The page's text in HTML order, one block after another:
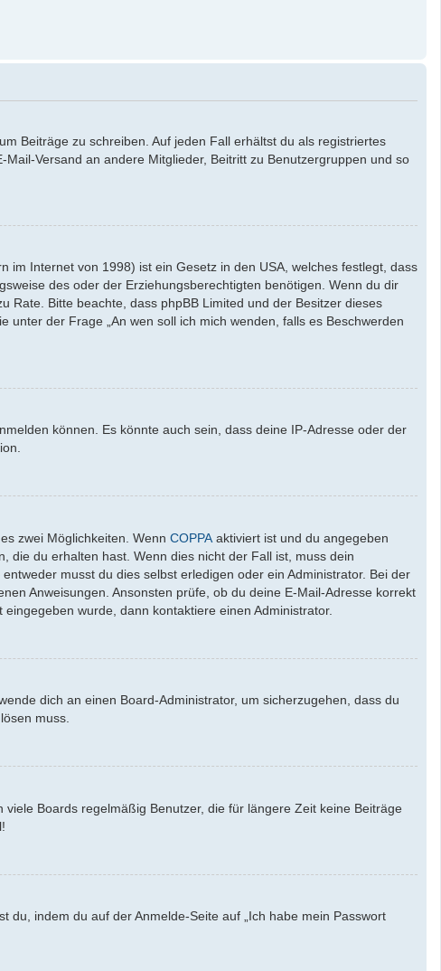
Beiträge zu schreiben. Auf jeden Fall erhältst du als registriertes
Versand an andere Mitglieder, Beitritt zu Benutzergruppen und so
im Internet von 1998) ist ein Gesetz in den USA, welches festlegt, dass
des oder der Erziehungsberechtigten benötigen. Wenn du dir
Rate. Bitte beachte, dass phpBB Limited und der Besitzer dieses
der Frage „An wen soll ich mich wenden, falls es Beschwerden
können. Es könnte auch sein, dass deine IP-Adresse oder der
zwei Möglichkeiten. Wenn COPPA aktiviert ist und du angegeben
die du erhalten hast. Wenn dies nicht der Fall ist, muss dein
musst du dies selbst erledigen oder ein Administrator. Bei der
Anweisungen. Ansonsten prüfe, ob du deine E-Mail-Adresse korrekt
wurde, dann kontaktiere einen Administrator.
dich an einen Board-Administrator, um sicherzugehen, dass du
muss.
Boards regelmäßig Benutzer, die für längere Zeit keine Beiträge
du, indem du auf der Anmelde-Seite auf „Ich habe mein Passwort